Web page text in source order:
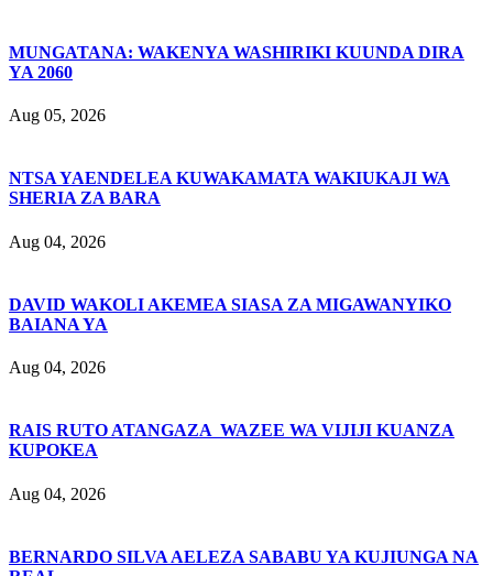
MUNGATANA: WAKENYA WASHIRIKI KUUNDA DIRA
YA 2060
Aug 05, 2026
NTSA YAENDELEA KUWAKAMATA WAKIUKAJI WA
SHERIA ZA BARA
Aug 04, 2026
DAVID WAKOLI AKEMEA SIASA ZA MIGAWANYIKO
BAIANA YA
Aug 04, 2026
RAIS RUTO ATANGAZA WAZEE WA VIJIJI KUANZA
KUPOKEA
Aug 04, 2026
BERNARDO SILVA AELEZA SABABU YA KUJIUNGA NA